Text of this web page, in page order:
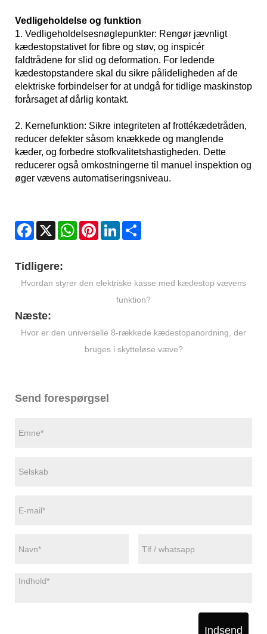
Vedligeholdelse og funktion
1. Vedligeholdelsesnøglepunkter: Rengør jævnligt
kædestopstativet for fibre og støv, og inspicér
faldtrådene for slid og deformation. For ledende
kædestopstandere skal du sikre pålideligheden af ​​de
elektriske forbindelser for at undgå for tidlige maskinstop
forårsaget af dårlig kontakt.
2. Kernefunktion: Sikre integriteten af ​​frottékædetråden,
reducer defekter såsom knækkede og manglende
kæder, og forbedre stofkvalitetshastigheden. Dette
reducerer også omkostningerne til manuel inspektion og
øger vævens automatiseringsniveau.
Facebook
X WhatsAppPinterestLinkedIn
Tidligere:
Hvordan styrer den elektriske kasse med kædestop vævens
funktion?
Næste:
Hvor er den universelle 8-rækkede kædestopanordning, der
bruges i skytteløse væve?
Send forespørgsel
Indsend